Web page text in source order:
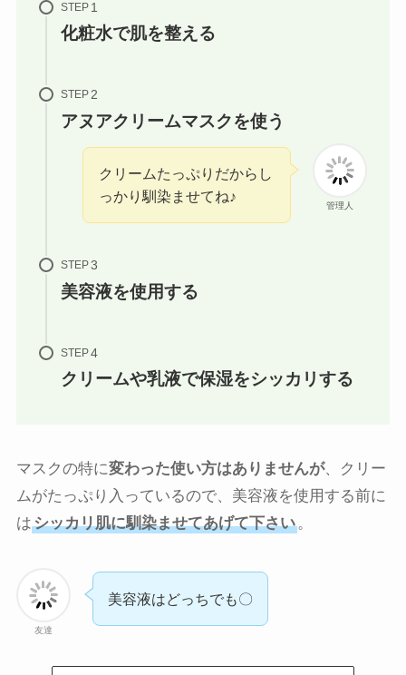
STEP
化粧水で肌を整える
STEP
アヌアクリームマスクを使う
管理人
クリームたっぷりだからし
っかり馴染ませてね♪
STEP
美容液を使用する
STEP
クリームや乳液で保湿をシッカリする
マスクの特に変わった使い方はありませんが、クリー
ムがたっぷり入っているので、美容液を使用する前に
はシッカリ肌に馴染ませてあげて下さい。
友達
美容液はどっちでも〇